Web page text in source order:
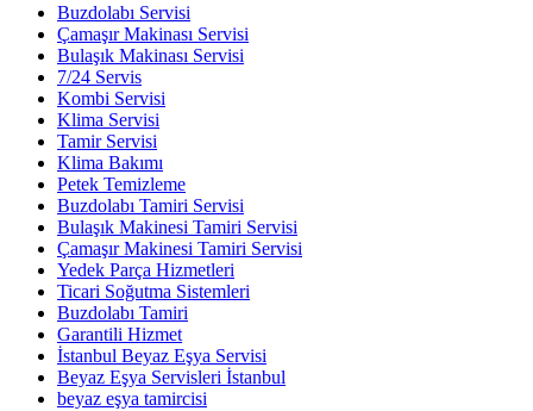
Buzdolabı Servisi
Çamaşır Makinası Servisi
Bulaşık Makinası Servisi
7/24 Servis
Kombi Servisi
Klima Servisi
Tamir Servisi
Klima Bakımı
Petek Temizleme
Buzdolabı Tamiri Servisi
Bulaşık Makinesi Tamiri Servisi
Çamaşır Makinesi Tamiri Servisi
Yedek Parça Hizmetleri
Ticari Soğutma Sistemleri
Buzdolabı Tamiri
Garantili Hizmet
İstanbul Beyaz Eşya Servisi
Beyaz Eşya Servisleri İstanbul
beyaz eşya tamircisi